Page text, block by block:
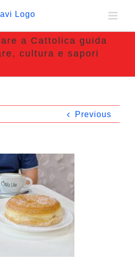
a Cattolica guida
cultura e sapori
Previous